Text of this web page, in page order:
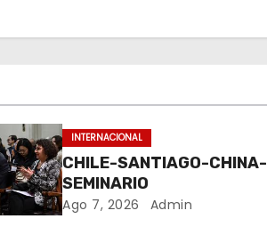
INTERNACIONAL
CHILE-SANTIAGO-CHINA-
SEMINARIO
Ago 7, 2026 Admin